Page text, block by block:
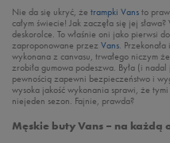
Nie da się ukryć, że trampki Vansto
całym świecie! Jak zaczęła się jej
deskorolce. To właśnie oni jako pierwsi
zaproponowane przez Vans.
wykonana z canvasu, trwałego niczym
zrobiła gumowa podeszwa. Była (i
pewnością zapewni bezpieczeństwo i
wysoka jakość wykonania sprawi, że
niejeden sezon. Fajnie, prawda?
Męskie buty Vans – na każdą